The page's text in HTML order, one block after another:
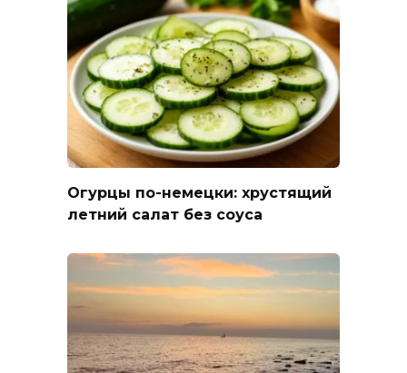
Огурцы по-немецки: хрустящий
летний салат без соуса